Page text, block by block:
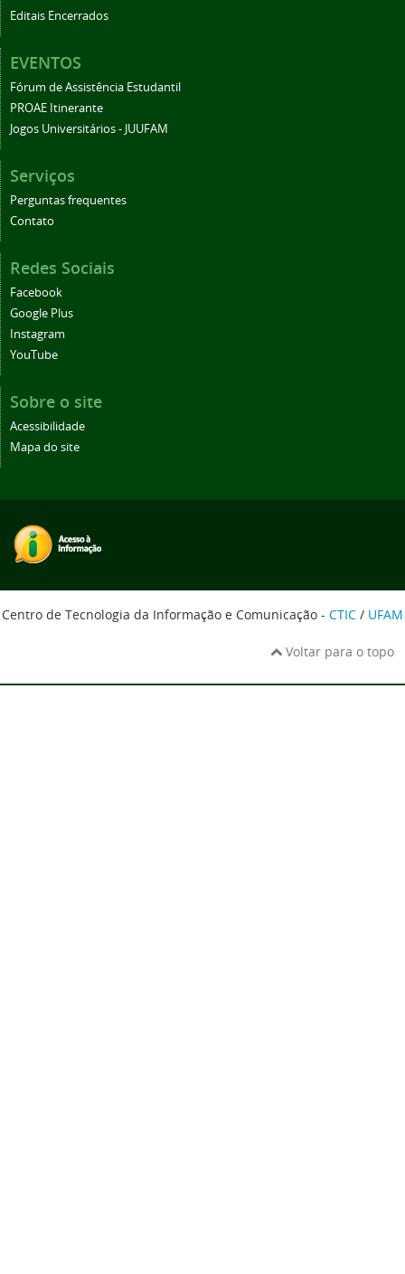
Editais Encerrados
EVENTOS
Fórum de Assistência Estudantil
PROAE Itinerante
Jogos Universitários - JUUFAM
Serviços
Perguntas frequentes
Contato
Redes Sociais
Facebook
Google Plus
Instagram
YouTube
Sobre o site
Acessibilidade
Mapa do site
Centro de Tecnologia da Informação e Comunicação - CTIC / UFAM
Voltar para o topo